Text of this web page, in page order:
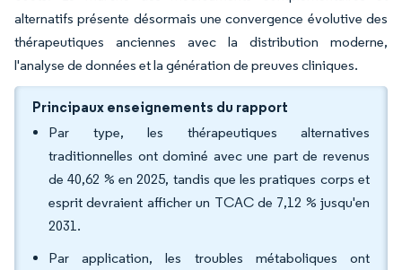
alternatifs présente désormais une convergence évolutive des
thérapeutiques anciennes avec la distribution moderne,
l'analyse de données et la génération de preuves cliniques.
Principaux enseignements du rapport
Par type, les thérapeutiques alternatives
traditionnelles ont dominé avec une part de revenus
de 40,62 % en 2025, tandis que les pratiques corps et
esprit devraient afficher un TCAC de 7,12 % jusqu'en
2031.
Par application, les troubles métaboliques ont